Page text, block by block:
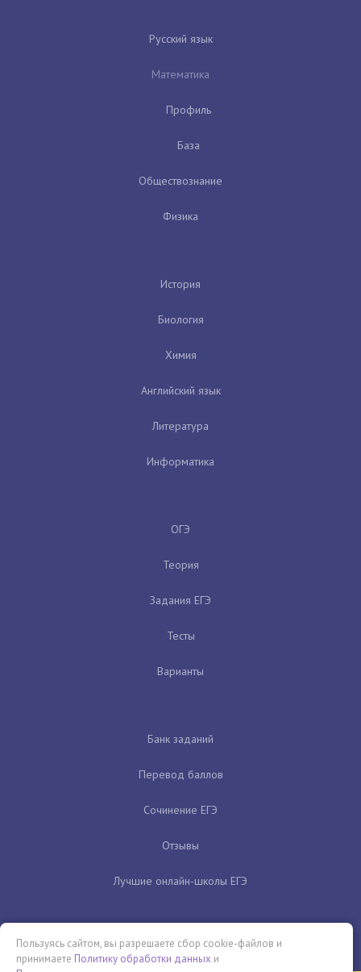
Русский язык
Математика
Профиль
База
Обществознание
Физика
История
Биология
Химия
Английский язык
Литература
Информатика
ОГЭ
Теория
Задания ЕГЭ
Тесты
Варианты
Банк заданий
Перевод баллов
Сочинение ЕГЭ
Отзывы
Лучшие онлайн-школы ЕГЭ
Пользуясь сайтом, вы разрешаете сбор cookie-файлов и
принимаете Политику обработки данных и